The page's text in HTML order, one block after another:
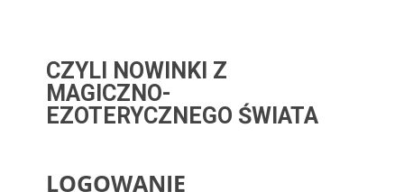
CZYLI NOWINKI Z
MAGICZNO-
EZOTERYCZNEGO ŚWIATA
LOGOWANIE